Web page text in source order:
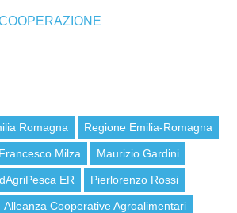
Romagna Regione Emilia-Romagna
Francesco Milza Maurizio Gardini
ER Pierlorenzo Rossi
Alleanza Cooperative Agroalimentari